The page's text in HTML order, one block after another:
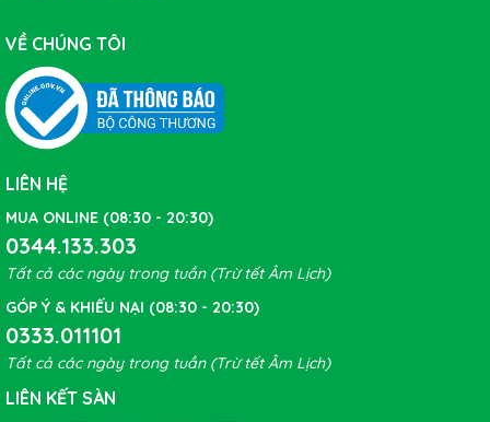
VỀ CHÚNG TÔI
LIÊN HỆ
MUA ONLINE (08:30 - 20:30)
0344.133.303
Tất cả các ngày trong tuần (Trừ tết Âm Lịch)
GÓP Ý & KHIẾU NẠI (08:30 - 20:30)
0333.011101
Tất cả các ngày trong tuần (Trừ tết Âm Lịch)
LIÊN KẾT SÀN